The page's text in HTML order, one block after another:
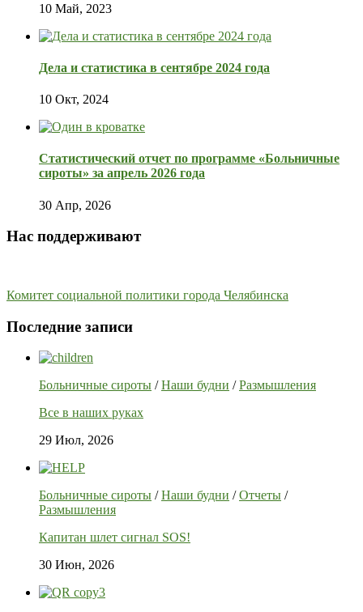
10 Май, 2023
Дела и статистика в сентябре 2024 года
10 Окт, 2024
Статистический отчет по программе «Больничные
сироты» за апрель 2026 года
30 Апр, 2026
Нас поддерживают
Комитет социальной политики города Челябинска
Последние записи
Больничные сироты /Наши будни /Размышления
Все в наших руках
29 Июл, 2026
Больничные сироты /Наши будни /Отчеты /
Размышления
Капитан шлет сигнал SOS!
30 Июн, 2026